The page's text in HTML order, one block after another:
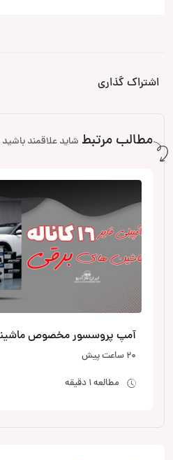
اشتراک گذاری
مطالب مرتبط شاید علاقمند باشید
20 ساعت پیش
مطالعه 1 دقیقه